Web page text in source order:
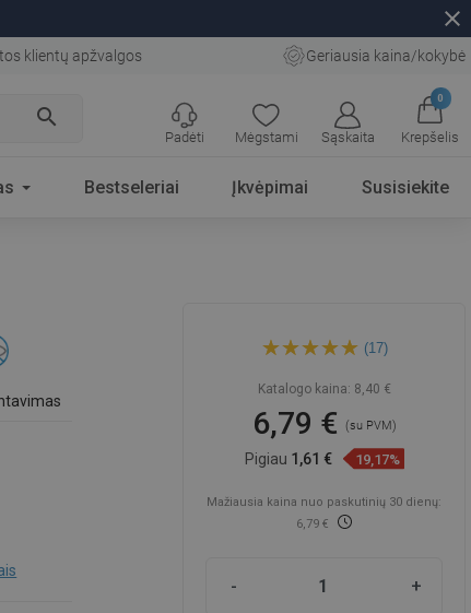
close
klientų apžvalgos Geriausia kaina/kokybė
search
Mėgstami Sąskaita
0
Krepšelis
Padėti
Bestseleriai Įkvėpimai Susisiekite
rankšluosčių kabliukas,
(17)
Katalogo kaina: 8,40 €
6,79 € (su PVM)
Pigiau 1,61 € 19,17%
Mažiausia kaina nuo paskutinių 30 dienų:
6,79 €
- +